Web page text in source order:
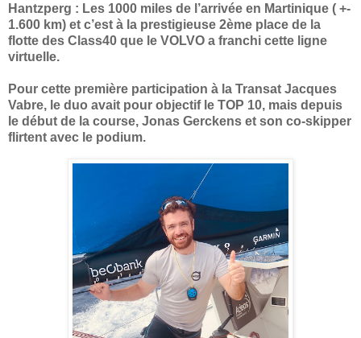
Hantzperg : Les 1000 miles de l’arrivée en Martinique ( +-
1.600 km) et c’est à la prestigieuse 2ème place de la
flotte des Class40 que le VOLVO a franchi cette ligne
virtuelle.
Pour cette première participation à la Transat Jacques
Vabre, le duo avait pour objectif le TOP 10, mais depuis
le début de la course, Jonas Gerckens et son co-skipper
flirtent avec le podium.